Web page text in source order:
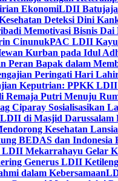
EkonomiLDII
Deteksi Dini
Memotivasi Bisnis
CinunukPAC LDII
Kurban pada Idul
Peran Bapak dalam
Peringati Hari
Keputrian: PPKK
Remaja Putri Menuju
Ciparay Sosialisasikan
di Masjid Darussalam
Kesehatan
BEDAS dan Indonesia
LDII Mekarrahayu Gelar
Generus LDII
dalam Kebersamaan